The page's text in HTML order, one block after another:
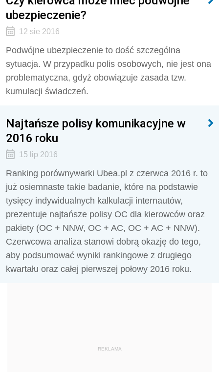
ubezpieczenie?
12 sie 2016
Podwójne ubezpieczenie to dość szczególna
sytuacja. W przypadku polis osobowych, nie jest ona
problematyczna, gdyż obowiązuje zasada tzw.
kumulacji świadczeń.
Najtańsze polisy komunikacyjne w
2016 roku
15 lip 2016
Ranking porównywarki Ubea.pl z czerwca 2016 r. to
już osiemnaste takie badanie, które na podstawie
tysięcy indywidualnych kalkulacji internautów,
prezentuje najtańsze polisy OC dla kierowców oraz
pakiety (OC + NNW, OC + AC, OC + AC + NNW).
Czerwcowa analiza stanowi dobrą okazję do tego,
aby podsumować wyniki rankingowe z drugiego
kwartału oraz całej pierwszej połowy 2016 roku.
REKLAMA